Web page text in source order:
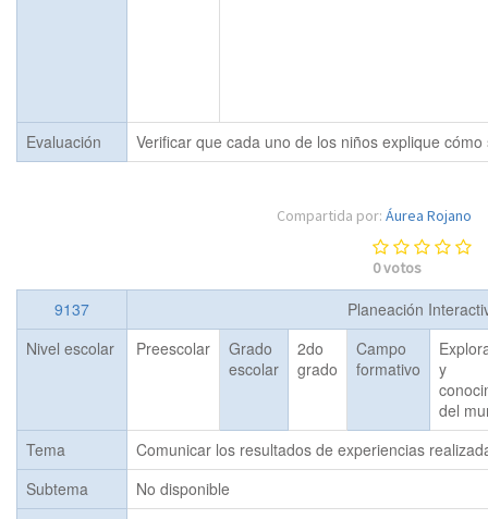
Evaluación Verificar que cada uno de los niños explique
Compartida por: Áurea Rojano
0votos
9137
Planeación
Nivel escolar
Preescolar
Grado
escolar
2do
grado
Campo
formativo
y
del
Tema
Comunicar los resultados de experiencias
Subtema
No disponible